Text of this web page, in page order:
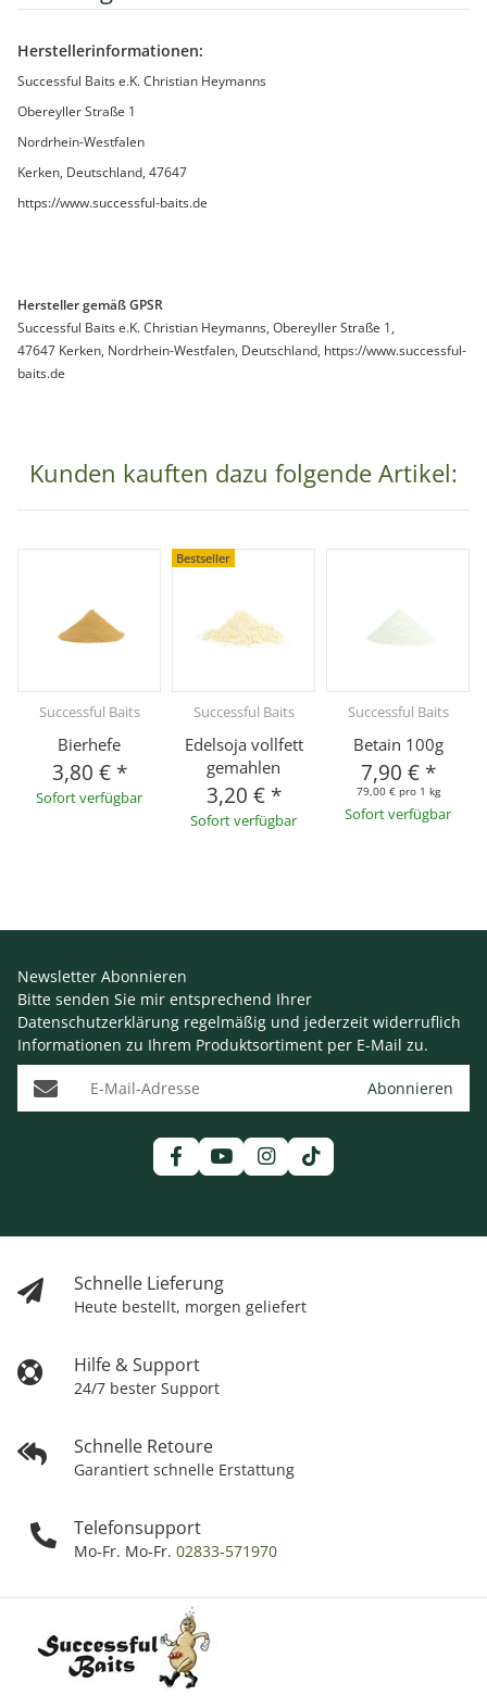
Herstellerinformationen:
Successful Baits e.K. Christian Heymanns
Obereyller Straße 1
Nordrhein-Westfalen
Kerken, Deutschland, 47647
https://www.successful-baits.de
Hersteller gemäß GPSR
Successful Baits e.K. Christian Heymanns, Obereyller Straße 1,
47647 Kerken, Nordrhein-Westfalen, Deutschland, https://www.successful-
baits.de
Kunden kauften dazu folgende Artikel:
Successful Baits
Bierhefe
3,80 € *
Sofort verfügbar
Bestseller
Successful Baits
Edelsoja vollfett
gemahlen
3,20 € *
Sofort verfügbar
Successful Baits
Betain 100g
7,90 € *
79,00 € pro 1 kg
Sofort verfügbar
Schnelle Lieferung
Heute bestellt, morgen geliefert
Hilfe & Support
24/7 bester Support
Schnelle Retoure
Garantiert schnelle Erstattung
Telefonsupport
Mo-Fr. Mo-Fr. 02833-571970
Newsletter Abonnieren
Bitte senden Sie mir entsprechend Ihrer
Datenschutzerklärung regelmäßig und jederzeit widerruflich
Informationen zu Ihrem Produktsortiment per E-Mail zu.
E-Mail-Adresse Abonnieren